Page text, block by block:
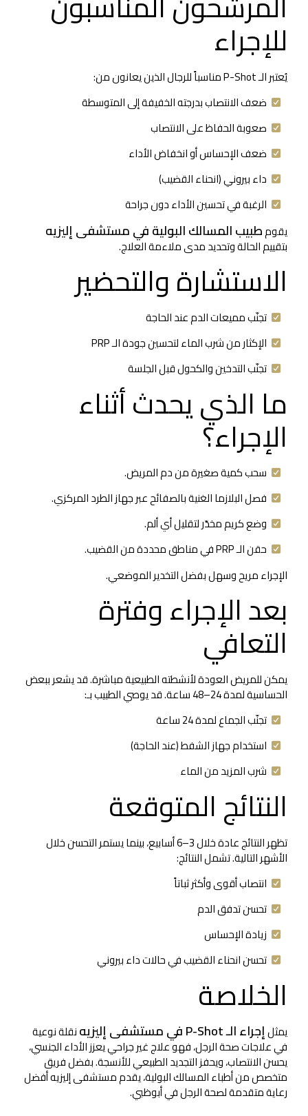
للإجراء
يُعتبر الـ P-Shot مناسباً للرجال الذين يعانون من:
ضعف الانتصاب بدرجته الخفيفة إلى المتوسطة
صعوبة الحفاظ على الانتصاب
ضعف الإحساس أو انخفاض الأداء
داء بيروني (انحناء القضيب)
الرغبة في تحسين الأداء دون جراحة
يقومطبيب المسالك البولية في مستشفى إليزيه
بتقييم الحالة وتحديد مدى ملاءمة العلاج.
الاستشارة والتحضير
تجنّب مميعات الدم عند الحاجة
الإكثار من شرب الماء لتحسين جودة الـ PRP
تجنّب التدخين والكحول قبل الجلسة
ما الذي يحدث أثناء
الإجراء؟
سحب كمية صغيرة من دم المريض.
فصل البلازما الغنية بالصفائح عبر جهاز الطرد المركزي.
وضع كريم مخدّر لتقليل أي ألم.
حقن الـ PRP في مناطق محددة من القضيب.
الإجراء مريح وسهل بفضل التخدير الموضعي.
بعد الإجراء وفترة
التعافي
يمكن للمريض العودة لأنشطته الطبيعية مباشرة. قد يشعر ببعض
الحساسية لمدة 24–48 ساعة. قد يوصي الطبيب بـ:
تجنّب الجماع لمدة 24 ساعة
استخدام جهاز الشفط (عند الحاجة)
شرب المزيد من الماء
النتائج المتوقعة
تظهر النتائج عادة خلال 3–6 أسابيع، بينما يستمر التحسن خلال
الأشهر التالية. تشمل النتائج:
انتصاب أقوى وأكثر ثباتاً
تحسن تدفق الدم
زيادة الإحساس
تحسن انحناء القضيب في حالات داء بيروني
الخلاصة
يمثلإجراء الـ P-Shot في مستشفى إليزيه نقلة نوعية
في علاجات صحة الرجل، فهو علاج غير جراحي يعزز الأداء الجنسي،
يحسن الانتصاب، ويحفز التجديد الطبيعي للأنسجة. بفضل فريق
متخصص من أطباء المسالك البولية، يقدم مستشفى إليزيه أفضل
رعاية متقدمة لصحة الرجل في أبوظبي.